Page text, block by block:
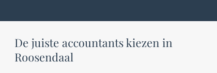
De juiste accountants kiezen in
Roosendaal